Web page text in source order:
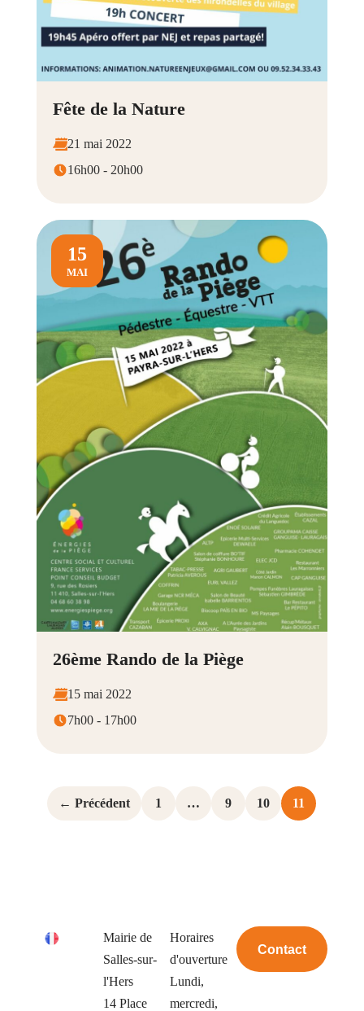
Fête de la Nature
21 mai 2022
16h00 - 20h00
15
MAI
26ème Rando de la Piège
15 mai 2022
7h00 - 17h00
← Précédent 1 … 9 10 11
Mairie de
Salles-sur-
l'Hers
14 Place
Horaires
d'ouverture
Lundi,
mercredi,
Contact